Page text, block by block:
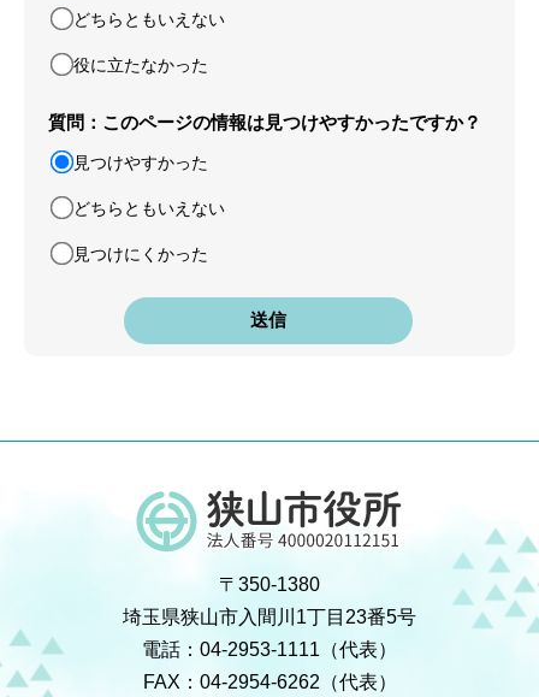
どちらともいえない
役に立たなかった
質問：このページの情報は見つけやすかったですか？
見つけやすかった
どちらともいえない
見つけにくかった
〒350-1380
埼玉県狭山市入間川1丁目23番5号
電話：04-2953-1111（代表）
FAX：04-2954-6262（代表）